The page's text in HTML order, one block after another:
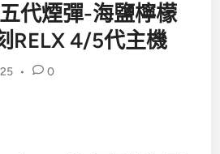
代煙彈-海鹽檸檬
RELX 4/5代主機
• 0